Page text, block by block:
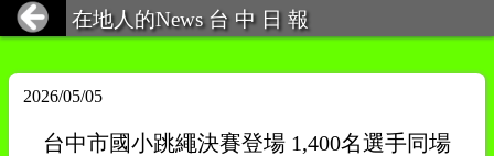
在地人的News 台 中 日 報
2026/05/05
台中市國小跳繩決賽登場 1,400名選手同場